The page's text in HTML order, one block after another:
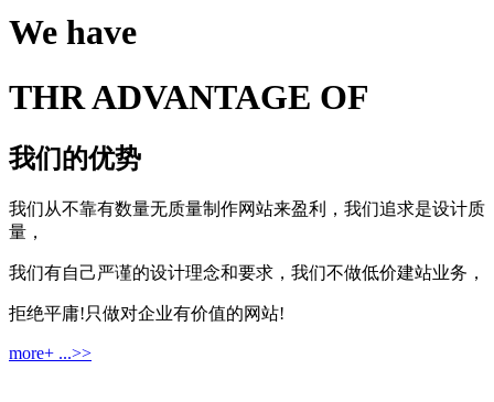
We have
THR ADVANTAGE OF
我们的优势
我们从不靠有数量无质量制作网站来盈利，我们追求是设计质
量，
我们有自己严谨的设计理念和要求，我们不做低价建站业务，
拒绝平庸!只做对企业有价值的网站!
more+ ...>>